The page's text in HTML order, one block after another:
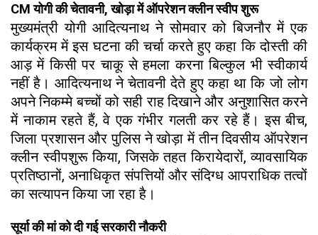
CM योगी की चेतावनी, खोड़ा में ऑपरेशन क्लीन स्वीप शुरू
मुख्यमंत्री योगी आदित्यनाथ ने सोमवार को बिजनौर में एक
कार्यक्रम में इस घटना की चर्चा करते हुए कहा कि दोस्ती की
आड़ में किसी पर चाकू से हमला करना बिल्कुल भी स्वीकार्य
नहीं है। आदित्यनाथ ने चेतावनी देते हुए कहा था कि जो लोग
अपने निकम्मे बच्चों को सही राह दिखाने और अनुशासित करने
में नाकाम रहते हैं, वे एक गंभीर गलती कर रहे हैं। इस बीच,
जिला प्रशासन और पुलिस ने खोड़ा में तीन दिवसीय ऑपरेशन
क्लीन स्वीपशुरू किया, जिसके तहत किरायेदारों, व्यावसायिक
प्रतिष्ठानों, अनाधिकृत संपत्तियों और संदिग्ध आपराधिक तत्वों
का सत्यापन किया जा रहा है।
सूर्या की मां को दी गई सरकारी नौकरी